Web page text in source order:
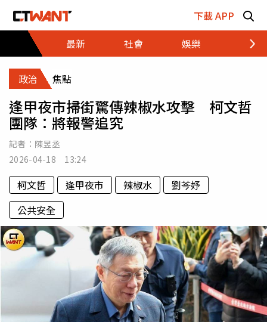
下載 APP
最新
社會 娛樂 財經
政治 焦點
逢甲夜市掃街驚傳辣椒水攻擊 柯文哲
團隊：將報警追究
記者： 陳昱丞
2026-04-18 13:24
柯文哲 逢甲夜市 辣椒水
劉芩妤
公共安全